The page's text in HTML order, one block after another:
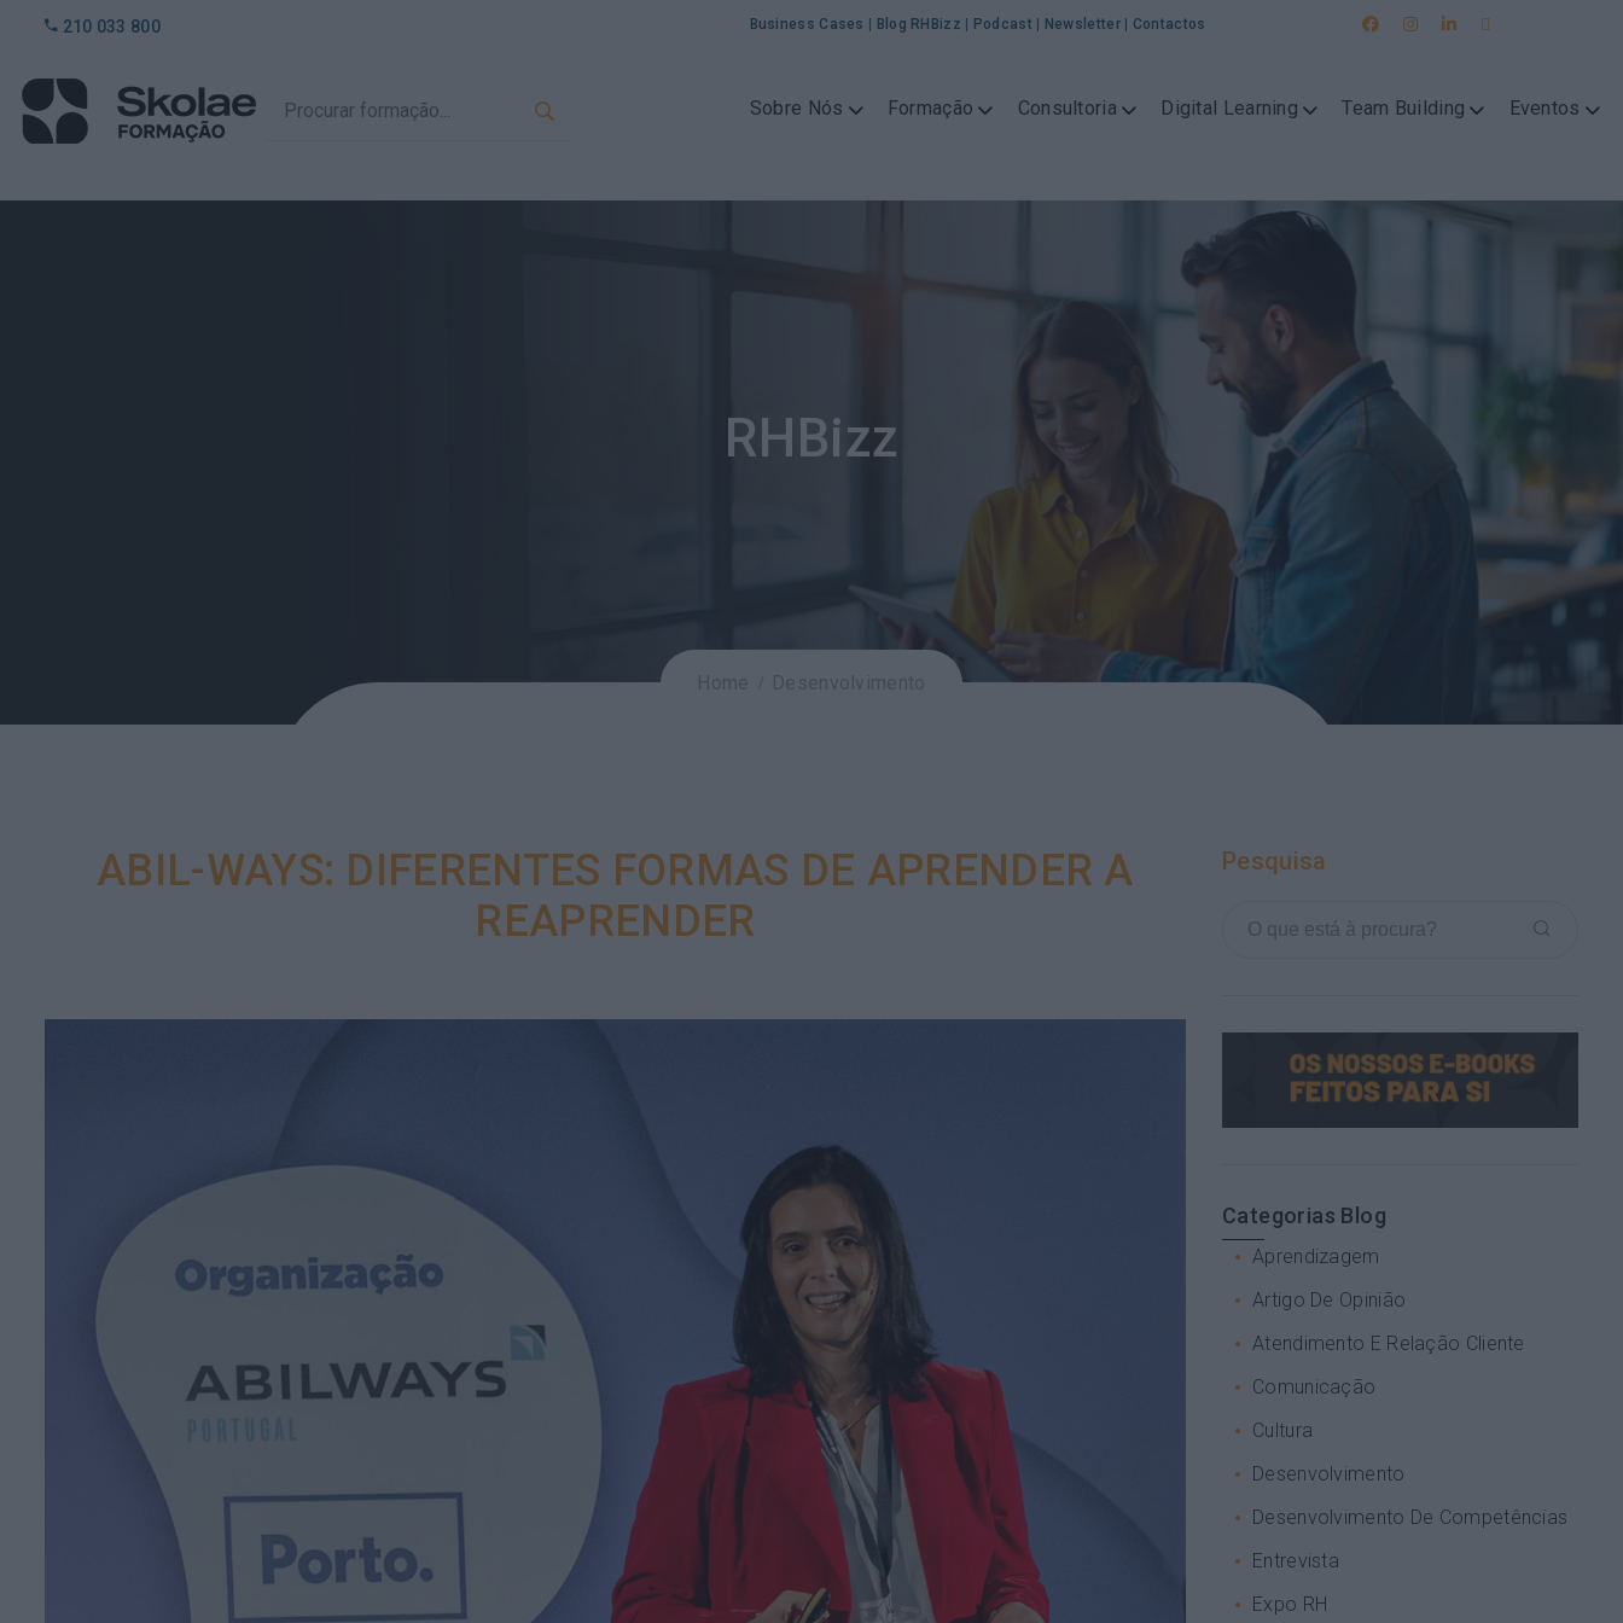
210 033 800 Business Cases Blog RHBizz Podcast Newsletter| Contactos
Sobre Nós Formação Consultoria Digital Learning Team Building Eventos
RHBizz
ABIL-WAYS: DIFERENTES FORMAS DE APRENDER A
REAPRENDER
Pesquisa
Categorias Blog
Aprendizagem
Artigo De Opinião
Atendimento E Relação Cliente
Comunicação
Cultura
Desenvolvimento
Desenvolvimento De Competências
Entrevista
Expo RH